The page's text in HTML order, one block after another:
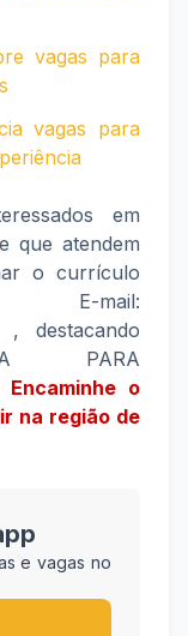
vagas para
vagas para
em
que atendem
o currículo
mail:
, destacando
PARA
Encaminhe o
na região de
e vagas no